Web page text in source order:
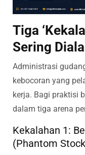
Tiga
Sering
Administrasi
kebocoran yang
kerja. Bagi praktisi
dalam tiga arena
Kekalahan 1:
(Phantom